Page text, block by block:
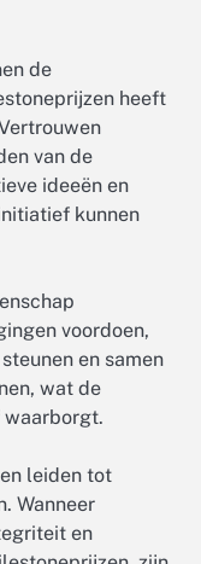
de
heeft
van de
ideeën en
kunnen
voordoen,
en samen
wat de
waarborgt.
leiden tot
Wanneer
en